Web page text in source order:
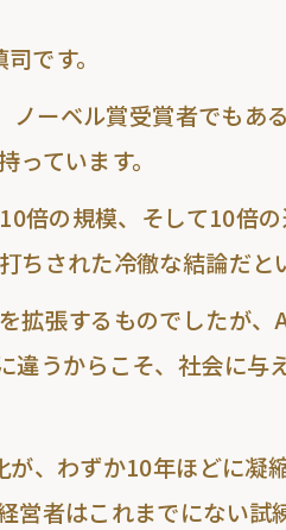
です。
ーベル賞受賞者でもあ
ています。
倍の規模、そして10倍
された冷徹な結論だと
拡張するものでしたが
違うからこそ、社会に与
、わずか10年ほどに凝
営者はこれまでにない試